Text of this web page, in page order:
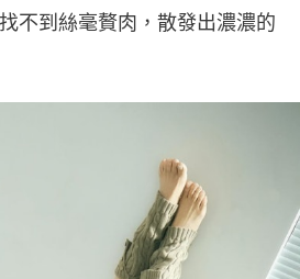
不到絲毫贅肉，散發出濃濃的